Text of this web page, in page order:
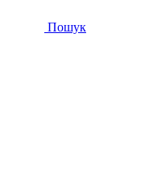
Пошук